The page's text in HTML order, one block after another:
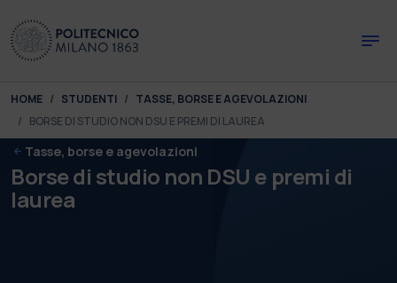
You are here:
HOME STUDENTI
TASSE, BORSE E AGEVOLAZIONI
BORSE DI STUDIO NON DSU E PREMI DI LAUREA
Tasse, borse e agevolazioni
Borse di studio non DSU e premi di
laurea